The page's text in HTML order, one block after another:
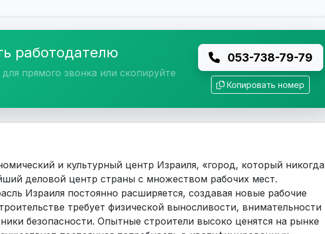
работодателю
прямого звонка или скопируйте
053-738-79-79
Копировать номер
и культурный центр Израиля, «город, который никогда
деловой центр страны с множеством рабочих мест.
Израиля постоянно расширяется, создавая новые рабочие
требует физической выносливости, внимательности
безопасности. Опытные строители высоко ценятся на рынке